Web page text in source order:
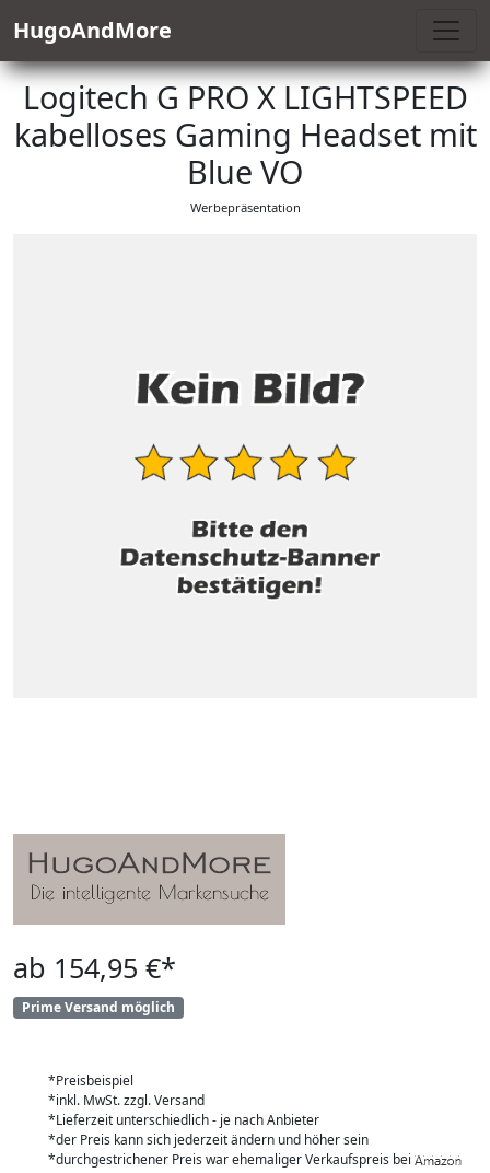
HugoAndMore
Logitech G PRO X LIGHTSPEED
kabelloses Gaming Headset mit
Blue VO
Werbepräsentation
ab 154,95 €*
Prime Versand möglich
*Preisbeispiel
*inkl. MwSt. zzgl. Versand
*Lieferzeit unterschiedlich - je nach Anbieter
*der Preis kann sich jederzeit ändern und höher sein
*durchgestrichener Preis war ehemaliger Verkaufspreis bei